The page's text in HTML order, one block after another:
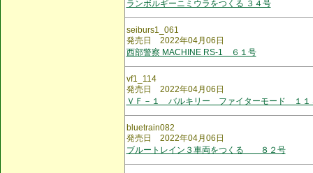
ランボルギーニミウラをつくる ３４号
seiburs1_061
発売日 2022年04月06日
西部警察 MACHINE RS-1 ６１号
vf1_114
発売日 2022年04月06日
ＶＦ－１ バルキリー ファイターモード １１
bluetrain082
発売日 2022年04月06日
ブルートレイン３車両をつくる ８２号